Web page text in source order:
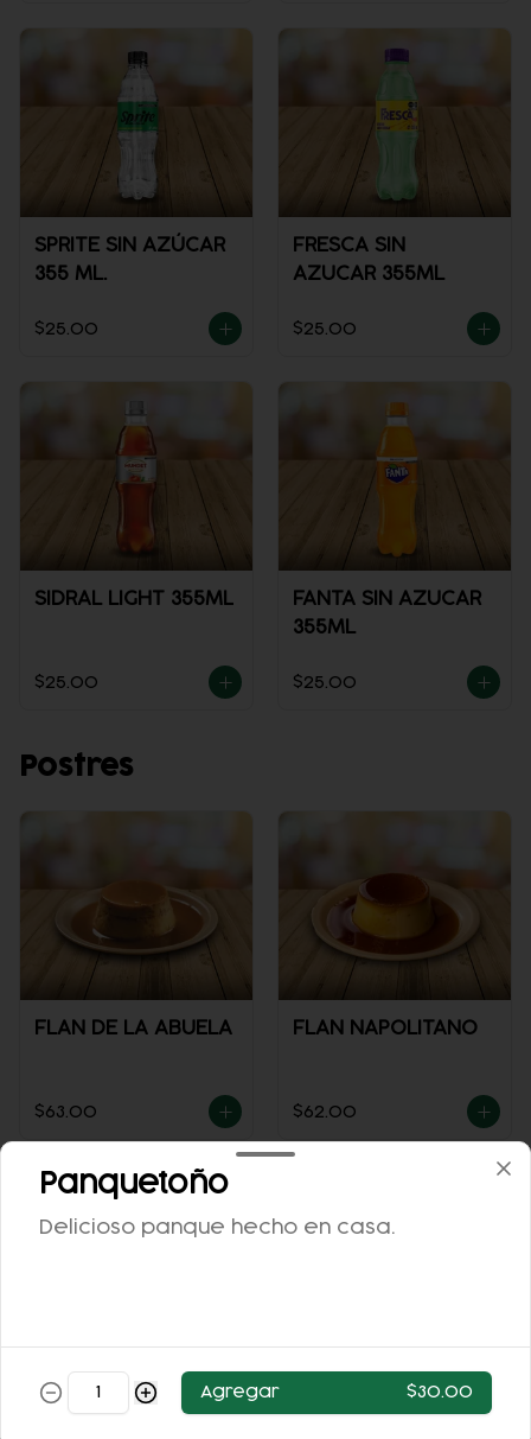
SPRITE SIN AZÚCAR
355 ML.
$25.00
FRESCA SIN
AZUCAR 355ML
$25.00
SIDRAL LIGHT 355ML
$25.00
FANTA SIN AZUCAR
355ML
$25.00
Postres
FLAN DE LA ABUELA
$63.00
FLAN NAPOLITANO
$62.00
ARROZ CON LECHE
Panquetoño
Delicioso panque hecho en casa.
Agregar $30.00